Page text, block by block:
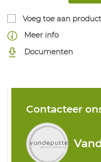
Voeg toe aan
Meer info
Documenten
Contacteer